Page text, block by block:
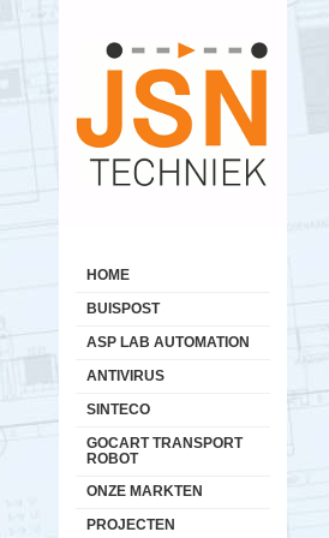
Energiek in buispostsystemen!
HOME
BUISPOST
ASP LAB AUTOMATION
ANTIVIRUS
SINTECO
GOCART TRANSPORT
ROBOT
ONZE MARKTEN
PROJECTEN